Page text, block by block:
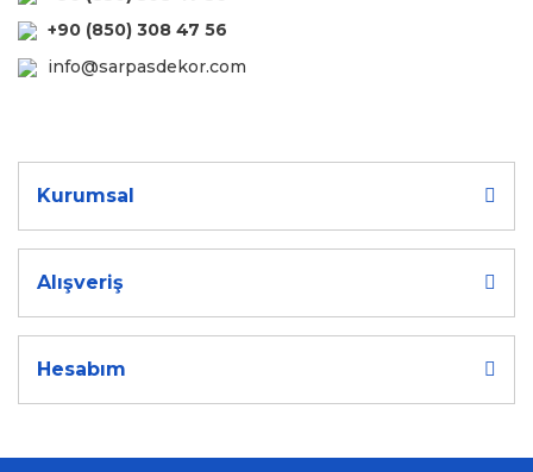
+90 (850) 308 47 56
info@sarpasdekor.com
Kurumsal
Alışveriş
Hesabım